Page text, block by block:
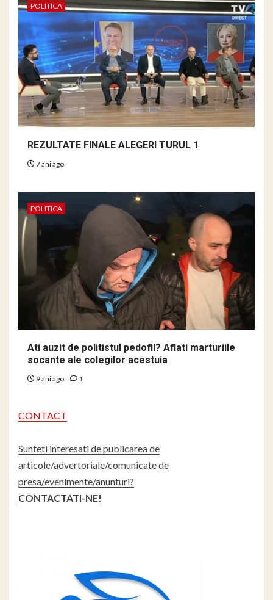
POLITICA
REZULTATE FINALE ALEGERI TURUL 1
7 ani ago
POLITICA
Ati auzit de politistul pedofil? Aflati marturiile
socante ale colegilor acestuia
9 ani ago 1
CONTACT
Sunteti interesati de publicarea de
articole/advertoriale/comunicate de
presa/evenimente/anunturi?
CONTACTATI-NE!